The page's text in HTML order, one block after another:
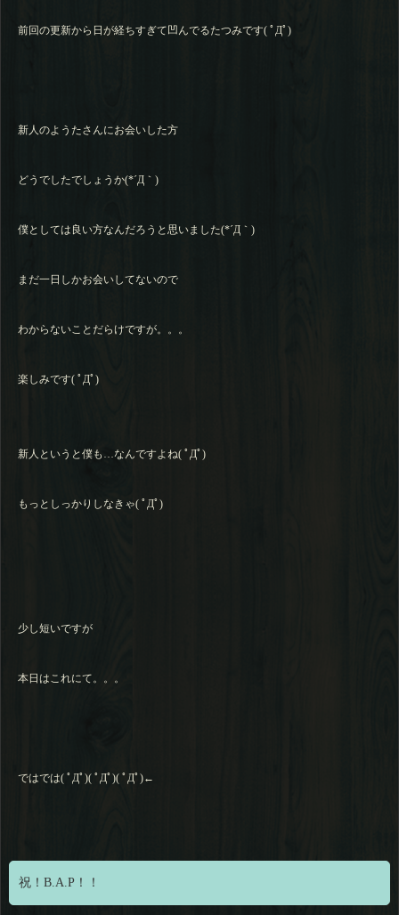
前回の更新から日が経ちすぎて凹んでるたつみです( ﾟДﾟ)
新人のようたさんにお会いした方
どうでしたでしょうか(*´Д｀)
僕としては良い方なんだろうと思いました(*´Д｀)
まだ一日しかお会いしてないので
わからないことだらけですが。。。
楽しみです( ﾟДﾟ)
新人というと僕も…なんですよね( ﾟДﾟ)
もっとしっかりしなきゃ( ﾟДﾟ)
少し短いですが
本日はこれにて。。。
ではでは( ﾟДﾟ)( ﾟДﾟ)( ﾟДﾟ)←
祝！B.A.P！！